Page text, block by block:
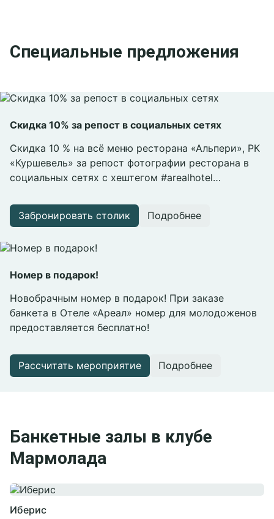
Специальные предложения
Скидка 10% за репост в социальных сетях
Скидка 10 % на всё меню ресторана «Альпери», РК
«Куршевель» за репост фотографии ресторана в
социальных сетях с хештегом #arealhotel
Забронировать столик
Подробнее
Номер в подарок!
Новобрачным номер в подарок! При заказе
банкета в Отеле «Ареал» номер для молодоженов
предоставляется бесплатно!
Рассчитать мероприятие Подробнее
Банкетные залы в клубе
Мармолада
Иберис